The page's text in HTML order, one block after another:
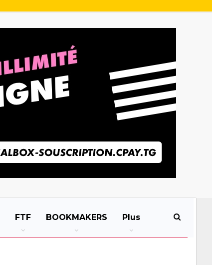
FTF BOOKMAKERS Plus